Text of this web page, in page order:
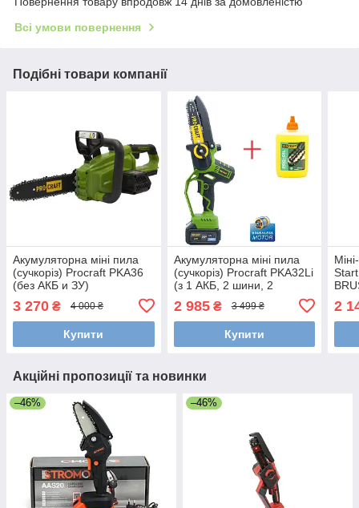
Всі умови повернення
Подібні товари компанії
Акумуляторна міні пила
(сучкоріз) Procraft PKA36
(без АКБ и ЗУ)
3 270 ₴ 4 000 ₴
Купити
Акумуляторна міні пила
(сучкоріз) Procraft PKA32Li
(з 1 АКБ, 2 шини, 2
2 985₴ 3 499 ₴
Купити
та
2
Акційні пропозиції та новинки
–46% –46%